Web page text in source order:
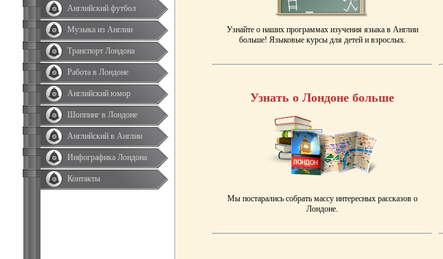
Английский футбол
Музыка из Англии
Транспорт Лондона
Работа в Лондоне
Английский юмор
Шоппинг в Лондоне
Английский в Англии
Инфографика Лондона
Контакты
Узнайте о наших программах изучения языка в Англии
больше! Языковые курсы для детей и взрослых.
Узнать о Лондоне больше
Мы постарались собрать массу интересных рассказов о
Лондоне.